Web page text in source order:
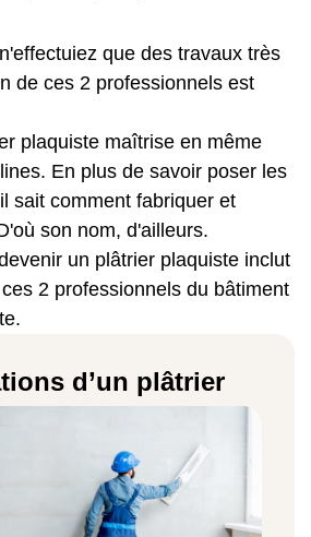
que des travaux très
de ces 2 professionnels est
plaquiste maîtrise en même
En plus de savoir poser les
sait comment fabriquer et
son nom, d'ailleurs.
un plâtrier plaquiste inclut
2 professionnels du bâtiment
d’un plâtrier